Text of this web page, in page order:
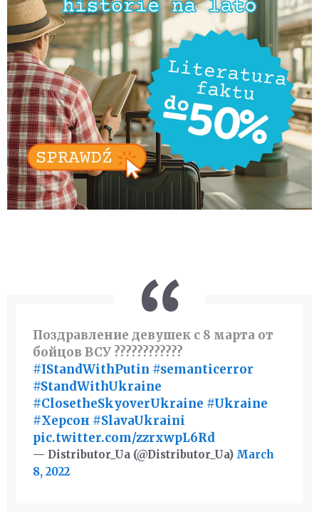
Поздравление девушек с 8 марта от
бойцов ВСУ ????????????
#IStandWithPutin #semanticerror
#StandWithUkraine️
#ClosetheSkyoverUkraine #Ukraine️
#Херсон #SlavaUkraini
pic.twitter.com/zzrxwpL6Rd
— Distributor_Ua (@Distributor_Ua) March
8, 2022